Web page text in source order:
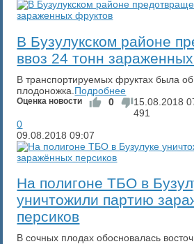
В Бузулукском районе
ввоз 24 тонн
В транспортируемых фруктах была
плодоножка. Подробнее
Оценка новости 0 15.08.2018
491
0
09.08.2018 09:07
На полигоне ТБО в
уничтожили партию
персиков
В сочных плодах обосновалась